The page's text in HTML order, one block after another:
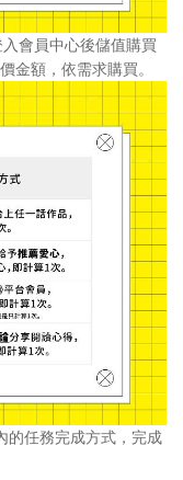
會員中心後儲值購買
金額，依需求購買。
的任務完成方式，完成